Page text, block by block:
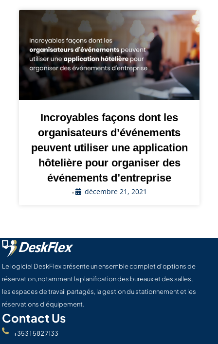
Incroyables façons dont les
organisateurs d’événements
peuvent utiliser une application
hôtelière pour organiser des
événements d’entreprise
• décembre 21, 2021
Le logiciel DeskFlex présente un ensemble complet d'options de
réservation, notamment la planification des bureaux et des salles,
les espaces de travail partagés, la gestion du stationnement et les
réservations d'équipement.
Contact Us
+353 1 582 7133